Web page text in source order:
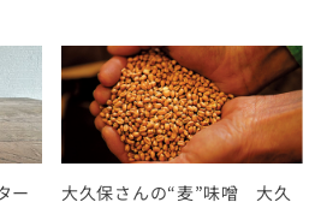
ー
大久保さんの“麦”味噌 大久